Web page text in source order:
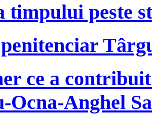
timpului peste
ce a
Ocna-Anghel